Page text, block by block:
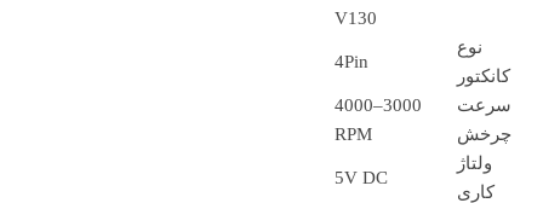
V130
نوع
کانکتور
4Pin
سرعت
چرخش
3000–4000
RPM
ولتاژ
کاری
5V DC